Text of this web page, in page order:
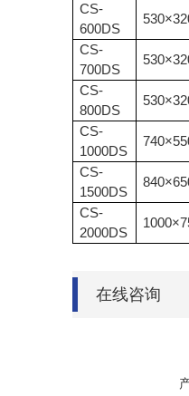
CS-
600DS
CS-
700DS
CS-
800DS
CS-
1000DS
CS-
1500DS
CS-
2000DS
在线咨询